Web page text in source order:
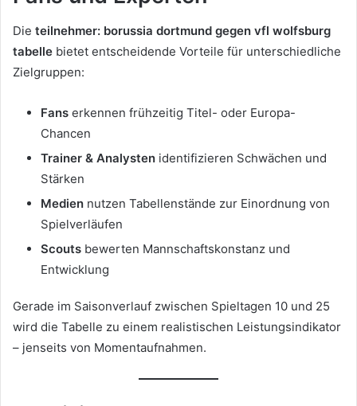
Die teilnehmer: borussia dortmund gegen vfl wolfsburg
tabelle bietet entscheidende Vorteile für unterschiedliche
Zielgruppen:
Fans erkennen frühzeitig Titel- oder Europa-
Chancen
Trainer & Analysten identifizieren Schwächen und
Stärken
Medien nutzen Tabellenstände zur Einordnung von
Spielverläufen
Scouts bewerten Mannschaftskonstanz und
Entwicklung
Gerade im Saisonverlauf zwischen Spieltagen 10 und 25
wird die Tabelle zu einem realistischen Leistungsindikator
– jenseits von Momentaufnahmen.